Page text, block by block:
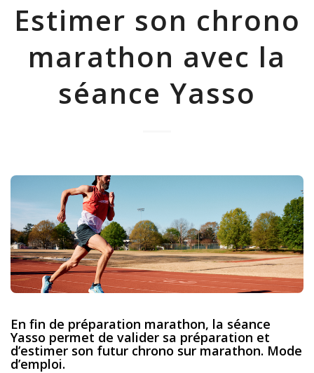
Estimer son chrono
marathon avec la
séance Yasso
En fin de préparation marathon, la séance
Yasso permet de valider sa préparation et
d’estimer son futur chrono sur marathon. Mode
d’emploi.